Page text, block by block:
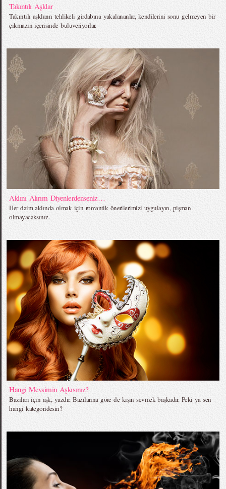
Takıntılı Aşklar
Takıntılı aşkların tehlikeli girdabına yakalananlar, kendilerini sonu gelmeyen bir
çıkmazın içerisinde buluveriyorlar.
Aklını Alırım Diyenlerdenseniz…
Her daim aklında olmak için romantik önerilerimizi uygulayın, pişman
olmayacaksınız.
Hangi Mevsimin Aşkısınız?
Bazıları için aşk, yazdır. Bazılarına göre de kışın sevmek başkadır. Peki ya sen
hangi kategoridesin?